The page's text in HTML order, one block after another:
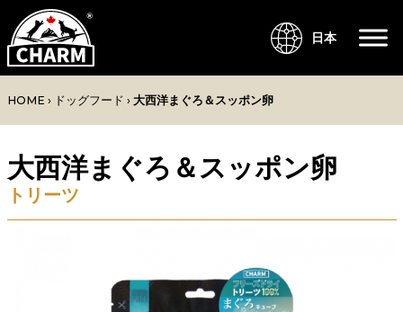
日本
HOME › ドッグフード › 大西洋まぐろ＆スッポン卵
大西洋まぐろ＆スッポン卵
トリーツ